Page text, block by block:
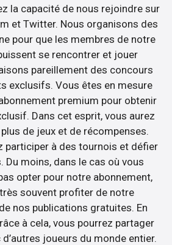
la capacité de nous rejoindre sur
et Twitter. Nous organisons des
pour que les membres de notre
se rencontrer et jouer
pareillement des concours
exclusifs. Vous êtes en mesure
premium pour obtenir
Dans cet esprit, vous aurez
de jeux et de récompenses.
participer à des tournois et défier
Du moins, dans le cas où vous
opter pour notre abonnement,
souvent profiter de notre
nos publications gratuites. En
à cela, vous pourrez partager
joueurs du monde entier.